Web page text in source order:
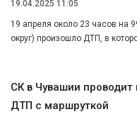
19.04.2025 11:05
19 апреля около 23 часов на
округ) произошло ДТП, в
СК в Чувашии проводит
ДТП с маршруткой